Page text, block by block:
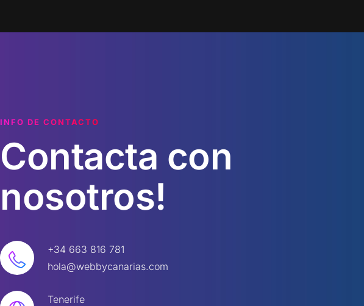
INFO DE CONTACTO
Contacta con
nosotros!
+34 663 816 781
hola@webbycanarias.com
Tenerife